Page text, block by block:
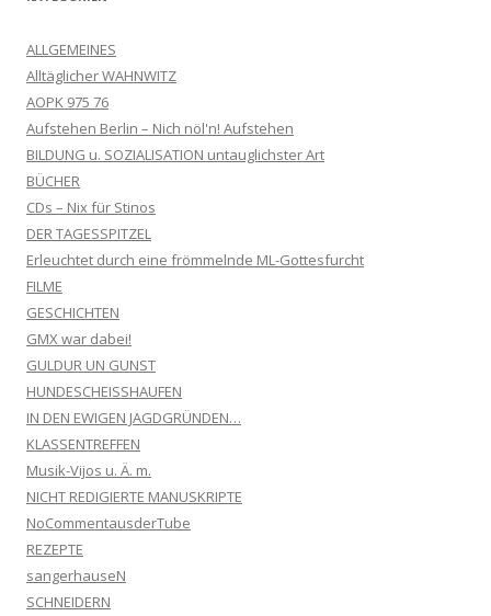
ALLGEMEINES
Alltäglicher WAHNWITZ
AOPK 975 76
Aufstehen Berlin – Nich nöl'n! Aufstehen
BILDUNG u. SOZIALISATION untauglichster Art
BÜCHER
CDs – Nix für Stinos
DER TAGESSPITZEL
Erleuchtet durch eine frömmelnde ML-Gottesfurcht
FILME
GESCHICHTEN
GMX war dabei!
GULDUR UN GUNST
HUNDESCHEISSHAUFEN
IN DEN EWIGEN JAGDGRÜNDEN…
KLASSENTREFFEN
Musik-Vijos u. Ä. m.
NICHT REDIGIERTE MANUSKRIPTE
NoCommentausderTube
REZEPTE
sangerhauseN
SCHNEIDERN